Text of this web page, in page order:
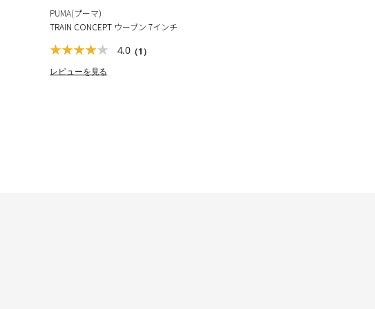
PUMA(プーマ)
TRAIN CONCEPT ウーブン 7インチ
4.0（1）
レビューを見る